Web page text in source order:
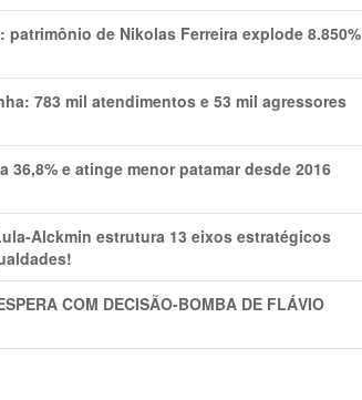
de Nikolas Ferreira explode 8.850%
783 mil atendimentos e 53 mil agressores
36,8% e atinge menor patamar desde 2016
Alckmin estrutura 13 eixos estratégicos
COM DECISÃO-BOMBA DE FLÁVIO